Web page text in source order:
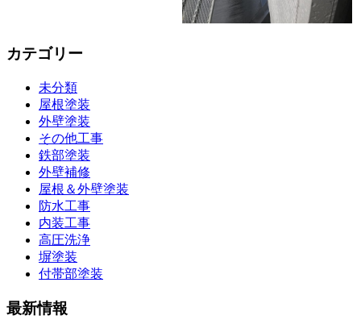
カテゴリー
未分類
屋根塗装
外壁塗装
その他工事
鉄部塗装
外壁補修
屋根＆外壁塗装
防水工事
内装工事
高圧洗浄
塀塗装
付帯部塗装
最新情報